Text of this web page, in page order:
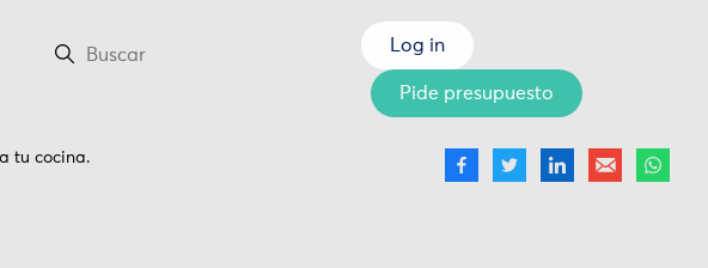
Log in
Pide presupuesto
tu cocina.